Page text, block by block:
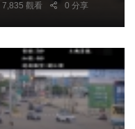
7,835 觀看 0 分享